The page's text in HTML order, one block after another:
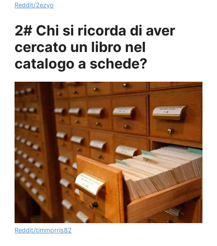
Reddit/2ezyo
2# Chi si ricorda di aver
cercato un libro nel
catalogo a schede?
Reddit/timmorris82